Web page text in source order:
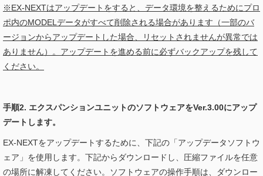
※EX-NEXTはアップデートをすると、データ環境を整えるためにプロ
ポ内のMODELデータがすべて削除される場合があります（一部のバ
ージョンからアップデートした場合、リセットされませんが異常では
ありません）。アップデートを進める前に必ずバックアップを残して
ください。
手順2. エクスパンションユニットのソフトウェアをVer.3.00にアップ
デートします。
EX-NEXTをアップデートするために、下記の「アップデータソフトウ
ェア」を使用します。下記からダウンロードし、圧縮ファイルを任意
の場所に解凍してください。ソフトウェアの操作手順は、ダウンロー